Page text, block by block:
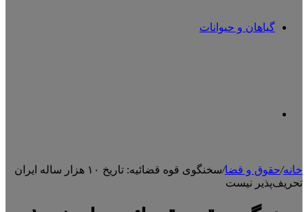
گیاهان و حیوانات
پوسته
خانه/حقوق و قضا/
سخنگوی قوه قضائیه: تاریخ ۱۰ هزار ساله ایران
تحریف‌پذیر نیست